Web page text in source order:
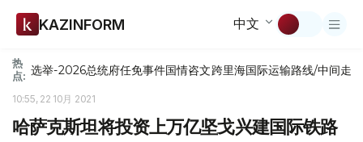
KAZINFORM 中文
热
点: 选举-2026总统府任免事件国情咨文跨里海国际运输路线/中间走廊
10:55, 22 10月 2021
哈萨克斯坦将投资上万亿坚戈兴建国际铁路